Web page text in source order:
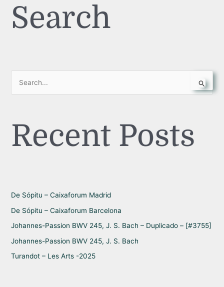
Search
r
r
Recent Posts
De Sópitu – Caixaforum Madrid
De Sópitu – Caixaforum Barcelona
Johannes-Passion BWV 245, J. S. Bach – Duplicado – [#3755]
Johannes-Passion BWV 245, J. S. Bach
Turandot – Les Arts -2025